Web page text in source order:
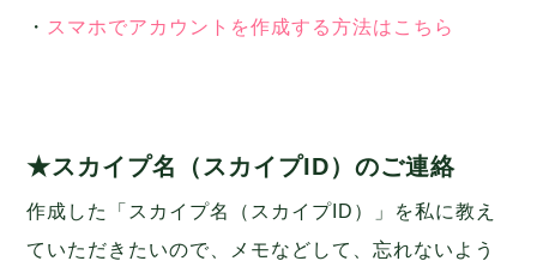
・ スマホでアカウントを作成する方法はこちら
★スカイプ名（スカイプID）のご連絡
作成した「スカイプ名（スカイプID）」を私に教え
ていただきたいので、メモなどして、忘れないよう